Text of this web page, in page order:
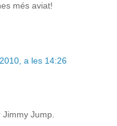
més aviat!
a les 14:26
Jump.